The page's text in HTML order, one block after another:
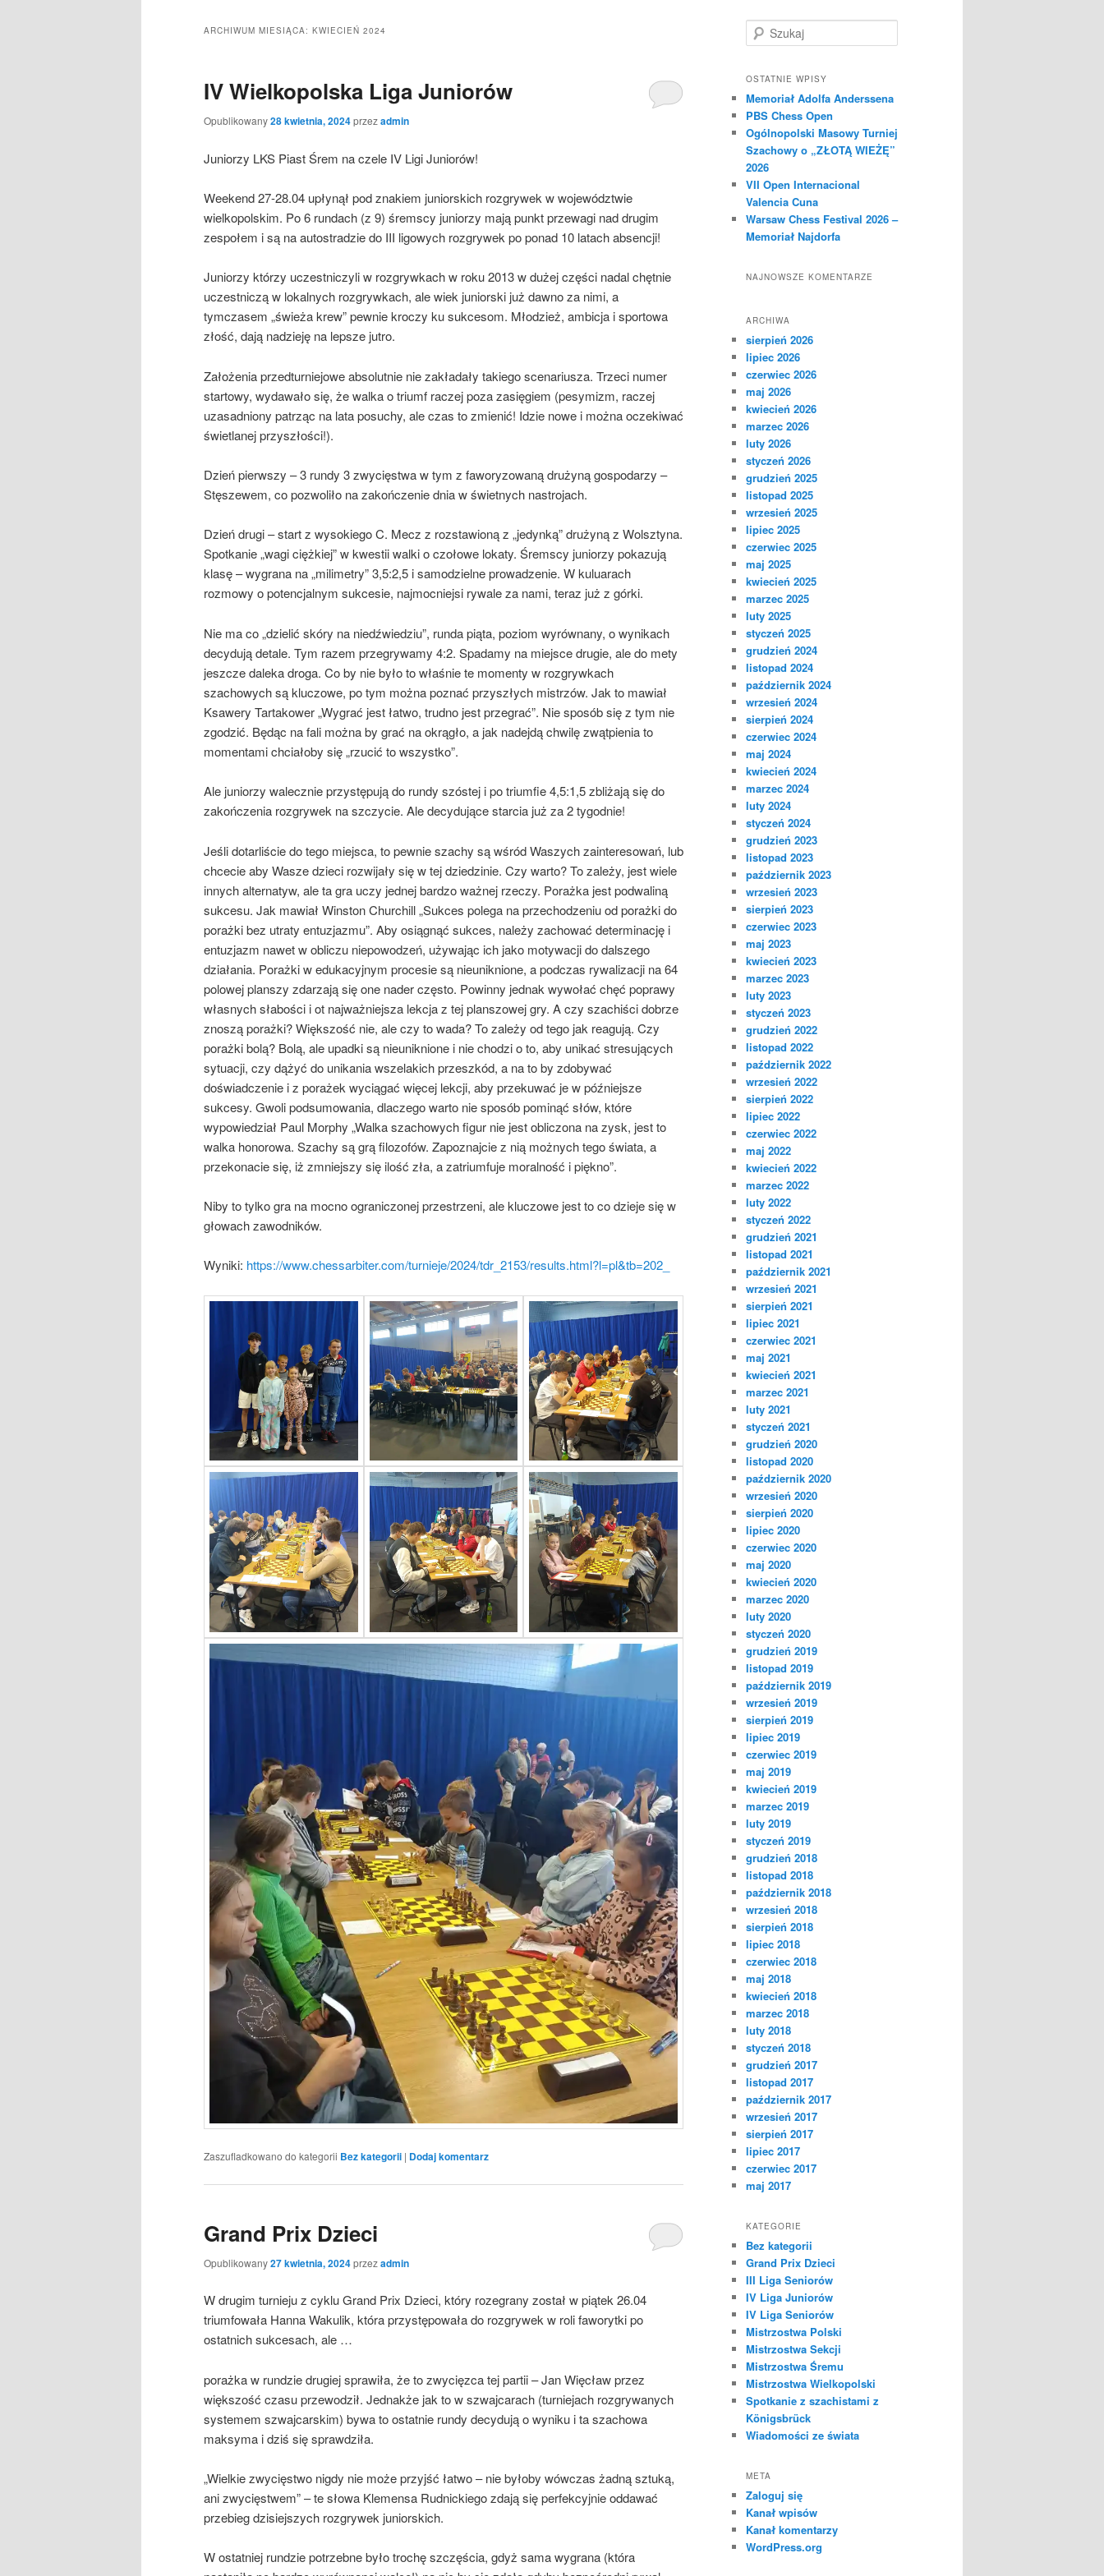
ARCHIWUM MIESIĄCA: KWIECIEŃ 2024
IV Wielkopolska Liga Juniorów
Opublikowany28 kwietnia, 2024przezadmin
Juniorzy LKS Piast Śrem na czele IV Ligi Juniorów!
Weekend 27-28.04 upłynął pod znakiem juniorskich rozgrywek w województwie
wielkopolskim. Po 6 rundach (z 9) śremscy juniorzy mają punkt przewagi nad drugim
zespołem i są na autostradzie do III ligowych rozgrywek po ponad 10 latach absencji!
Juniorzy którzy uczestniczyli w rozgrywkach w roku 2013 w dużej części nadal chętnie
uczestniczą w lokalnych rozgrywkach, ale wiek juniorski już dawno za nimi, a
tymczasem „świeża krew” pewnie kroczy ku sukcesom. Młodzież, ambicja i sportowa
złość, dają nadzieję na lepsze jutro.
Założenia przedturniejowe absolutnie nie zakładały takiego scenariusza. Trzeci numer
startowy, wydawało się, że walka o triumf raczej poza zasięgiem (pesymizm, raczej
uzasadniony patrząc na lata posuchy, ale czas to zmienić! Idzie nowe i można oczekiwać
świetlanej przyszłości!).
Dzień pierwszy – 3 rundy 3 zwycięstwa w tym z faworyzowaną drużyną gospodarzy –
Stęszewem, co pozwoliło na zakończenie dnia w świetnych nastrojach.
Dzień drugi – start z wysokiego C. Mecz z rozstawioną z „jedynką” drużyną z Wolsztyna.
Spotkanie „wagi ciężkiej” w kwestii walki o czołowe lokaty. Śremscy juniorzy pokazują
klasę – wygrana na „milimetry” 3,5:2,5 i samodzielne prowadzenie. W kuluarach
rozmowy o potencjalnym sukcesie, najmocniejsi rywale za nami, teraz już z górki.
Nie ma co „dzielić skóry na niedźwiedziu”, runda piąta, poziom wyrównany, o wynikach
decydują detale. Tym razem przegrywamy 4:2. Spadamy na miejsce drugie, ale do mety
jeszcze daleka droga. Co by nie było to właśnie te momenty w rozgrywkach
szachowych są kluczowe, po tym można poznać przyszłych mistrzów. Jak to mawiał
Ksawery Tartakower „Wygrać jest łatwo, trudno jest przegrać”. Nie sposób się z tym nie
zgodzić. Będąc na fali można by grać na okrągło, a jak nadejdą chwilę zwątpienia to
momentami chciałoby się „rzucić to wszystko”.
Ale juniorzy walecznie przystępują do rundy szóstej i po triumfie 4,5:1,5 zbliżają się do
zakończenia rozgrywek na szczycie. Ale decydujące starcia już za 2 tygodnie!
Jeśli dotarliście do tego miejsca, to pewnie szachy są wśród Waszych zainteresowań, lub
chcecie aby Wasze dzieci rozwijały się w tej dziedzinie. Czy warto? To zależy, jest wiele
innych alternatyw, ale ta gra uczy jednej bardzo ważnej rzeczy. Porażka jest podwaliną
sukcesu. Jak mawiał Winston Churchill „Sukces polega na przechodzeniu od porażki do
porażki bez utraty entuzjazmu”. Aby osiągnąć sukces, należy zachować determinację i
entuzjazm nawet w obliczu niepowodzeń, używając ich jako motywacji do dalszego
działania. Porażki w edukacyjnym procesie są nieuniknione, a podczas rywalizacji na 64
polowej planszy zdarzają się one nader często. Powinny jednak wywołać chęć poprawy
własnych słabości i ot najważniejsza lekcja z tej planszowej gry. A czy szachiści dobrze
znoszą porażki? Większość nie, ale czy to wada? To zależy od tego jak reagują. Czy
porażki bolą? Bolą, ale upadki są nieuniknione i nie chodzi o to, aby unikać stresujących
sytuacji, czy dążyć do unikania wszelakich przeszkód, a na to by zdobywać
doświadczenie i z porażek wyciągać więcej lekcji, aby przekuwać je w późniejsze
sukcesy. Gwoli podsumowania, dlaczego warto nie sposób pominąć słów, które
wypowiedział Paul Morphy „Walka szachowych figur nie jest obliczona na zysk, jest to
walka honorowa. Szachy są grą filozofów. Zapoznajcie z nią możnych tego świata, a
przekonacie się, iż zmniejszy się ilość zła, a zatriumfuje moralność i piękno”.
Niby to tylko gra na mocno ograniczonej przestrzeni, ale kluczowe jest to co dzieje się w
głowach zawodników.
Wyniki: https://www.chessarbiter.com/turnieje/2024/tdr_2153/results.html?l=pl&tb=202_
Zaszufladkowano do kategorii Bez kategorii | Dodaj komentarz
Grand Prix Dzieci
Opublikowany27 kwietnia, 2024przezadmin
W drugim turnieju z cyklu Grand Prix Dzieci, który rozegrany został w piątek 26.04
triumfowała Hanna Wakulik, która przystępowała do rozgrywek w roli faworytki po
ostatnich sukcesach, ale …
porażka w rundzie drugiej sprawiła, że to zwycięzca tej partii – Jan Więcław przez
większość czasu przewodził. Jednakże jak to w szwajcarach (turniejach rozgrywanych
systemem szwajcarskim) bywa to ostatnie rundy decydują o wyniku i ta szachowa
maksyma i dziś się sprawdziła.
„Wielkie zwycięstwo nigdy nie może przyjść łatwo – nie byłoby wówczas żadną sztuką,
ani zwycięstwem” – te słowa Klemensa Rudnickiego zdają się perfekcyjnie oddawać
przebieg dzisiejszych rozgrywek juniorskich.
W ostatniej rundzie potrzebne było trochę szczęścia, gdyż sama wygrana (która
z
k
j
OSTATNIE WPISY
Memoriał Adolfa Anderssena
PBS Chess Open
Ogólnopolski Masowy Turniej
Szachowy o „ZŁOTĄ WIEŻĘ”
2026
VII Open Internacional
Valencia Cuna
Warsaw Chess Festival 2026 –
Memoriał Najdorfa
NAJNOWSZE KOMENTARZE
ARCHIWA
sierpień 2026
lipiec 2026
czerwiec 2026
maj 2026
kwiecień 2026
marzec 2026
luty 2026
styczeń 2026
grudzień 2025
listopad 2025
wrzesień 2025
lipiec 2025
czerwiec 2025
maj 2025
kwiecień 2025
marzec 2025
luty 2025
styczeń 2025
grudzień 2024
listopad 2024
październik 2024
wrzesień 2024
sierpień 2024
czerwiec 2024
maj 2024
kwiecień 2024
marzec 2024
luty 2024
styczeń 2024
grudzień 2023
listopad 2023
październik 2023
wrzesień 2023
sierpień 2023
czerwiec 2023
maj 2023
kwiecień 2023
marzec 2023
luty 2023
styczeń 2023
grudzień 2022
listopad 2022
październik 2022
wrzesień 2022
sierpień 2022
lipiec 2022
czerwiec 2022
maj 2022
kwiecień 2022
marzec 2022
luty 2022
styczeń 2022
grudzień 2021
listopad 2021
październik 2021
wrzesień 2021
sierpień 2021
lipiec 2021
czerwiec 2021
maj 2021
kwiecień 2021
marzec 2021
luty 2021
styczeń 2021
grudzień 2020
listopad 2020
październik 2020
wrzesień 2020
sierpień 2020
lipiec 2020
czerwiec 2020
maj 2020
kwiecień 2020
marzec 2020
luty 2020
styczeń 2020
grudzień 2019
listopad 2019
październik 2019
wrzesień 2019
sierpień 2019
lipiec 2019
czerwiec 2019
maj 2019
kwiecień 2019
marzec 2019
luty 2019
styczeń 2019
grudzień 2018
listopad 2018
październik 2018
wrzesień 2018
sierpień 2018
lipiec 2018
czerwiec 2018
maj 2018
kwiecień 2018
marzec 2018
luty 2018
styczeń 2018
grudzień 2017
listopad 2017
październik 2017
wrzesień 2017
sierpień 2017
lipiec 2017
czerwiec 2017
maj 2017
KATEGORIE
Bez kategorii
Grand Prix Dzieci
III Liga Seniorów
IV Liga Juniorów
IV Liga Seniorów
Mistrzostwa Polski
Mistrzostwa Sekcji
Mistrzostwa Śremu
Mistrzostwa Wielkopolski
Spotkanie z szachistami z
Königsbrück
Wiadomości ze świata
META
Zaloguj się
Kanał wpisów
Kanał komentarzy
WordPress.org